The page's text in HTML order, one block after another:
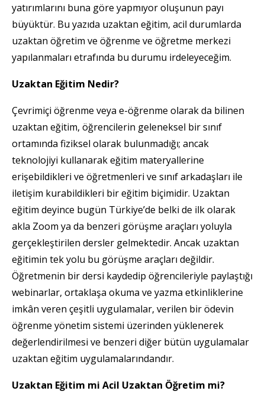
yatırımlarını buna göre yapmıyor oluşunun payı
büyüktür. Bu yazıda uzaktan eğitim, acil durumlarda
uzaktan öğretim ve öğrenme ve öğretme merkezi
yapılanmaları etrafında bu durumu irdeleyeceğim.
Uzaktan Eğitim Nedir?
Çevrimiçi öğrenme veya e-öğrenme olarak da bilinen
uzaktan eğitim, öğrencilerin geleneksel bir sınıf
ortamında fiziksel olarak bulunmadığı; ancak
teknolojiyi kullanarak eğitim materyallerine
erişebildikleri ve öğretmenleri ve sınıf arkadaşları ile
iletişim kurabildikleri bir eğitim biçimidir. Uzaktan
eğitim deyince bugün Türkiye’de belki de ilk olarak
akla Zoom ya da benzeri görüşme araçları yoluyla
gerçekleştirilen dersler gelmektedir. Ancak uzaktan
eğitimin tek yolu bu görüşme araçları değildir.
Öğretmenin bir dersi kaydedip öğrencileriyle paylaştığı
webinarlar, ortaklaşa okuma ve yazma etkinliklerine
imkân veren çeşitli uygulamalar, verilen bir ödevin
öğrenme yönetim sistemi üzerinden yüklenerek
değerlendirilmesi ve benzeri diğer bütün uygulamalar
uzaktan eğitim uygulamalarındandır.
Uzaktan Eğitim mi Acil Uzaktan Öğretim mi?